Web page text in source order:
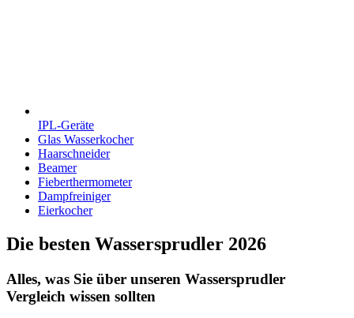
IPL-Geräte
Glas Wasserkocher
Haarschneider
Beamer
Fieberthermometer
Dampfreiniger
Eierkocher
Die besten Wassersprudler 2026
Alles, was Sie über unseren Wassersprudler
Vergleich wissen sollten